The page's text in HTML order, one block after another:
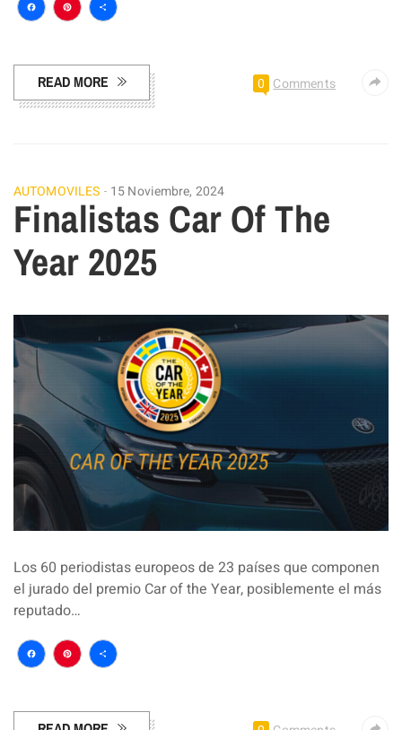
Facebook
Pinterest
Compartir
READ MORE 0 Comments
AUTOMOVILES 15 Noviembre, 2024
Finalistas Car Of The
Year 2025
Los 60 periodistas europeos de 23 países que componen
el jurado del premio Car of the Year, posiblemente el más
reputado…
Facebook
Pinterest
Compartir